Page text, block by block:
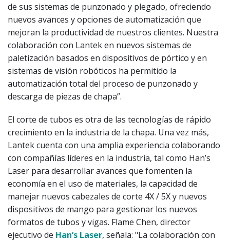
de sus sistemas de punzonado y plegado, ofreciendo
nuevos avances y opciones de automatización que
mejoran la productividad de nuestros clientes. Nuestra
colaboración con Lantek en nuevos sistemas de
paletización basados en dispositivos de pórtico y en
sistemas de visión robóticos ha permitido la
automatización total del proceso de punzonado y
descarga de piezas de chapa”.
El corte de tubos es otra de las tecnologías de rápido
crecimiento en la industria de la chapa. Una vez más,
Lantek cuenta con una amplia experiencia colaborando
con compañías líderes en la industria, tal como Han’s
Laser para desarrollar avances que fomenten la
economía en el uso de materiales, la capacidad de
manejar nuevos cabezales de corte 4X / 5X y nuevos
dispositivos de mango para gestionar los nuevos
formatos de tubos y vigas. Flame Chen, director
ejecutivo de Han’s Laser, señala: "La colaboración con